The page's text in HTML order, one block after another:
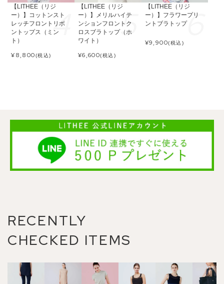
【LITHEE（リジ
ー）】コットンスト
レッチフロントリボ
ントップス（ミン
ト）
¥8,800(税込)
【LITHEE（リジ
ー）】メリルハイテ
ンションフロントク
ロスブラトップ（ホ
ワイト）
¥6,600(税込)
【LITHEE（リジ
ー）】フラワープリ
ントブラトップ
¥9,900(税込)
RECENTLY
CHECKED ITEMS